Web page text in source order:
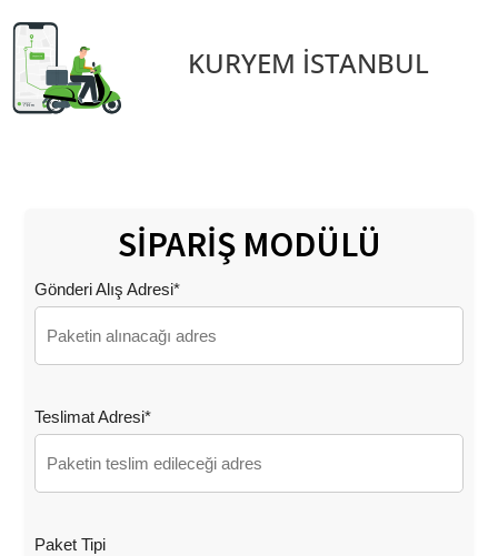
KURYEM İSTANBUL
SİPARİŞ MODÜLÜ
Gönderi Alış Adresi*
Teslimat Adresi*
Paket Tipi